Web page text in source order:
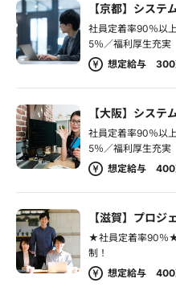
【京都】システ
社員定着率90％以
5％／福利厚生充実
想定給与 300
【大阪】システ
社員定着率90％以
5％／福利厚生充実
想定給与 400
【滋賀】プロジ
★社員定着率90％
制！
想定給与 400